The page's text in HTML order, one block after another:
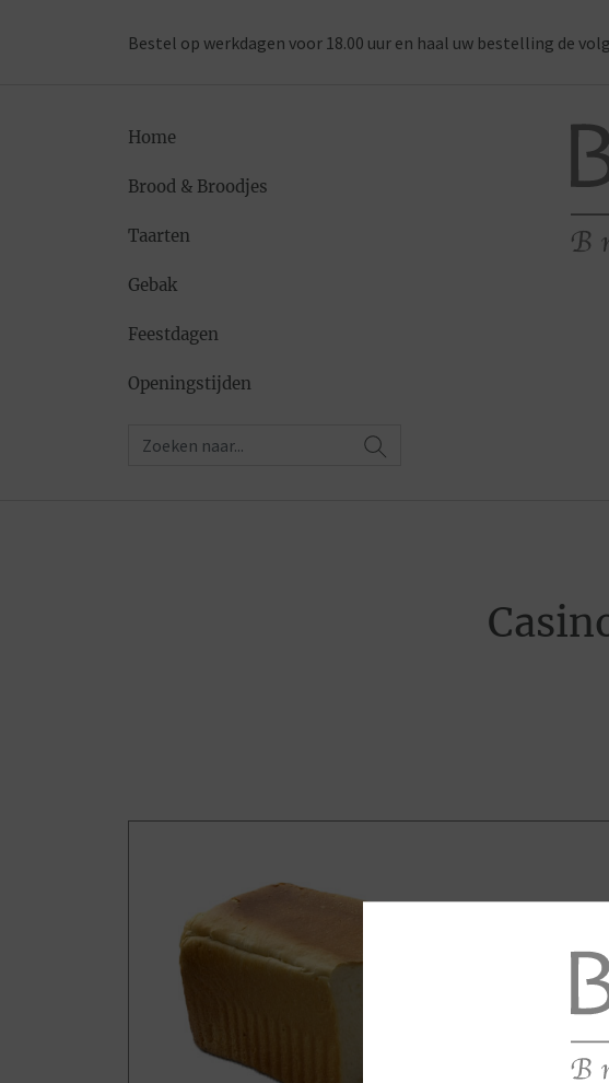
Bestel op werkdagen voor 18.00 uur en haal uw bestelling de
Home
Brood & Broodjes
Taarten
Gebak
Feestdagen
Openingstijden